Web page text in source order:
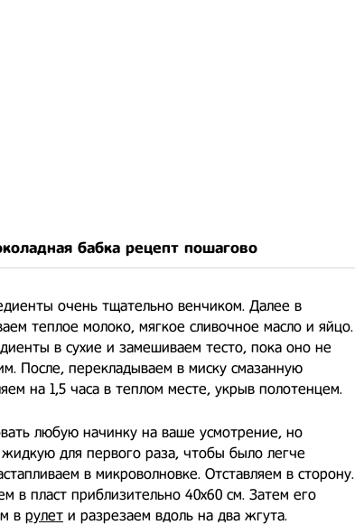
бабка рецепт пошагово
очень тщательно венчиком. Далее в
теплое молоко, мягкое сливочное масло и яйцо.
в сухие и замешиваем тесто, пока оно не
После, перекладываем в миску смазанную
на 1,5 часа в теплом месте, укрыв полотенцем.
любую начинку на ваше усмотрение, но
для первого раза, чтобы было легче
в микроволновке. Отставляем в сторону.
в пласт приблизительно 40х60 см. Затем его
в рулет и разрезаем вдоль на два жгута.